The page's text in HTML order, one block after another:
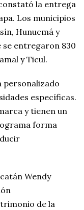
la entrega
Los municipios
Hunucmá y
entregaron 830
y Ticul.
personalizado
específicas.
y tienen un
forma
Wendy
de la